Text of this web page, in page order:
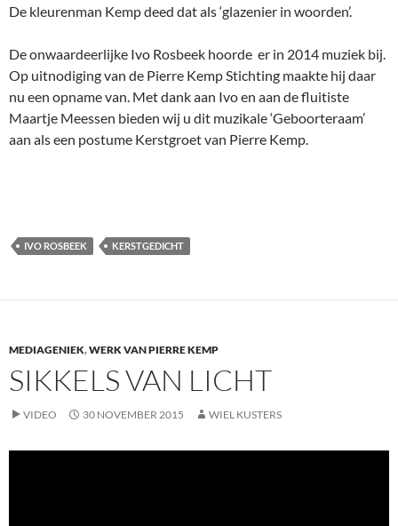
De kleurenman Kemp deed dat als ‘glazenier in woorden’.
De onwaardeerlijke Ivo Rosbeek hoorde er in 2014 muziek bij.
Op uitnodiging van de Pierre Kemp Stichting maakte hij daar
nu een opname van. Met dank aan Ivo en aan de fluitiste
Maartje Meessen bieden wij u dit muzikale ‘Geboorteraam’
aan als een postume Kerstgroet van Pierre Kemp.
IVO ROSBEEK KERSTGEDICHT
MEDIAGENIEK,WERK VAN PIERRE KEMP
SIKKELS VAN LICHT
VIDEO 30 NOVEMBER 2015 WIEL KUSTERS